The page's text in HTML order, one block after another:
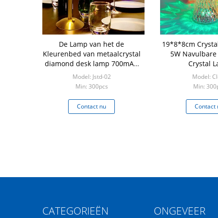
De Lamp van het de
Kleurenbed van metaalcrystal
diamond desk lamp 700mAH
3 met Dimmer
Model: Jstd-02
Min: 300pcs
Contact nu
19*8*8cm
5W
Crystal
Model:
Min:
Contact
CATEGORIEËN
ONGEVEER